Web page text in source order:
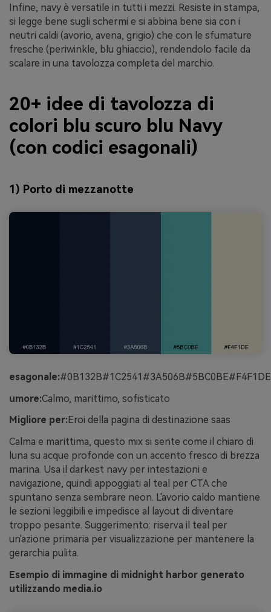
Infine, navy è versatile in tutti i mezzi. Resiste in stampa,
si legge bene sugli schermi e si abbina bene sia con i
neutri caldi (avorio, avena, grigio) che con le sfumature
fresche (periwinkle, blu ghiaccio), rendendolo facile da
scalare in una tavolozza completa del marchio.
20+ idee di tavolozza di
colori blu scuro blu Navy
(con codici esagonali)
1) Porto di mezzanotte
esagonale:#0B132B#1C2541#3A506B#5BC0BE#F4F1DE
umore:Calmo, marittimo, sofisticato
Migliore per:Eroi della pagina di destinazione saas
Calma e marittima, questo mix si sente come il chiaro di
luna su acque profonde con un accento fresco di brezza
marina. Usa il darkest navy per intestazioni e
navigazione, quindi appoggiati al teal per CTA che
spuntano senza sembrare neon. L'avorio caldo mantiene
le sezioni leggibili e impedisce al layout di diventare
troppo pesante. Suggerimento: riserva il teal per
un'azione primaria per visualizzazione per mantenere la
gerarchia pulita.
Esempio di immagine di midnight harbor generato
utilizzando media.io